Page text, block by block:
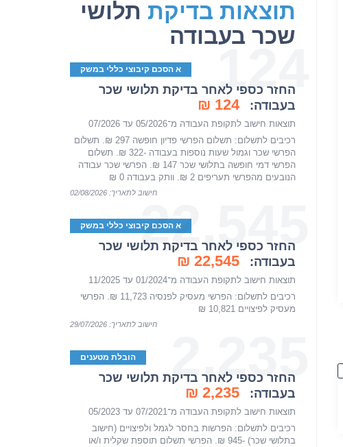
תוצאות בדיקת תלושי
שכר בעבודה
124 א הסכם קיבוצי כללי במשק
החזר כספי לאחר בדיקת תלושי שכר
בעבודה:
124 ₪
תוצאות חישוב לתקופת העבודה מ־05/2026 עד 07/2026
רכיבים לתשלום: תשלום הפרשי פדיון חופשה 297 ₪. תשלום
הפרשי שכר וגמול שעות נוספות בעבודה -322 ₪. תשלום
הפרשי דמי חופשה בתלושי שכר 147 ₪. הפרשי שכר עבודה
הנובעים מהפרשי תעריפים 2 ₪. וותק בעבודה 0 ₪
חישוב לתאריך: 02/08/2026
22,545א הסכם קיבוצי כללי במשק
החזר כספי לאחר בדיקת תלושי שכר
בעבודה:
22,545 ₪
תוצאות חישוב לתקופת העבודה מ־01/2024 עד 11/2025
רכיבים לתשלום: הפרשי מעסיק לפנסיה 11,723 ₪. הפרשי
מעסיק לפיצויים 10,821 ₪
חישוב לתאריך: 29/07/2026
2,235 הובלת מטענים
החזר כספי לאחר בדיקת תלושי שכר
בעבודה:
2,235 ₪
תוצאות חישוב לתקופת העבודה מ־07/2021 עד 05/2023
רכיבים לתשלום: הפרשות בחסר לגמל ולפיצויים (חישוב
בתלושי שכר) -945 ₪. הפרשי תשלום תוספת שקלית ו/או